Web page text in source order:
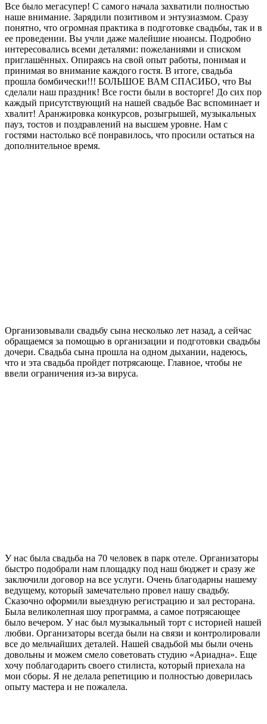
Все было мегасупер! С самого начала захватили полностью
наше внимание. Зарядили позитивом и энтузиазмом. Сразу
понятно, что огромная практика в подготовке свадьбы, так и в
ее проведении. Вы учли даже малейшие нюансы. Подробно
интересовались всеми деталями: пожеланиями и списком
приглашённых. Опираясь на свой опыт работы, понимая и
принимая во внимание каждого гостя. В итоге, свадьба
прошла бомбически!!! БОЛЬШОЕ ВАМ СПАСИБО, что Вы
сделали наш праздник! Все гости были в восторге! До сих пор
каждый присутствующий на нашей свадьбе Вас вспоминает и
хвалит! Аранжировка конкурсов, розыгрышей, музыкальных
пауз, тостов и поздравлений на высшем уровне. Нам с
гостями настолько всё понравилось, что просили остаться на
дополнительное время.
Организовывали свадьбу сына несколько лет назад, а сейчас
обращаемся за помощью в организации и подготовки свадьбы
дочери. Свадьба сына прошла на одном дыхании, надеюсь,
что и эта свадьба пройдет потрясающе. Главное, чтобы не
ввели ограничения из-за вируса.
У нас была свадьба на 70 человек в парк отеле. Организаторы
быстро подобрали нам площадку под наш бюджет и сразу же
заключили договор на все услуги. Очень благодарны нашему
ведущему, который замечательно провел нашу свадьбу.
Сказочно оформили выездную регистрацию и зал ресторана.
Была великолепная шоу программа, а самое потрясающее
было вечером. У нас был музыкальный торт с историей нашей
любви. Организаторы всегда были на связи и контролировали
все до мельчайших деталей. Нашей свадьбой мы были очень
довольны и можем смело советовать студию «Ариадна». Еще
хочу поблагодарить своего стилиста, который приехала на
мои сборы. Я не делала репетицию и полностью доверилась
опыту мастера и не пожалела.